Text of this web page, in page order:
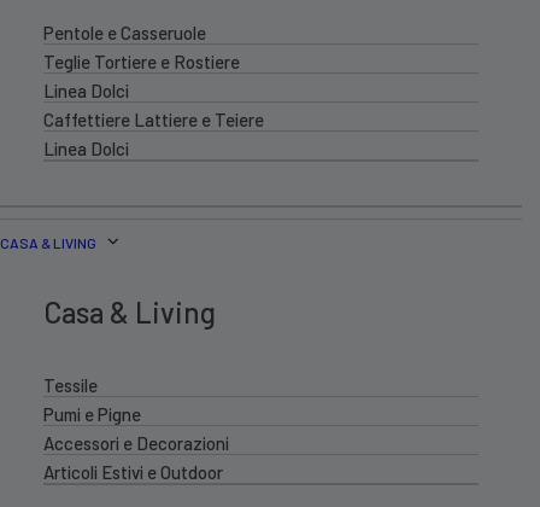
Pentole e Casseruole
Teglie Tortiere e Rostiere
Linea Dolci
Caffettiere Lattiere e Teiere
Linea Dolci
CASA & LIVING
Casa & Living
Tessile
Pumi e Pigne
Accessori e Decorazioni
Articoli Estivi e Outdoor